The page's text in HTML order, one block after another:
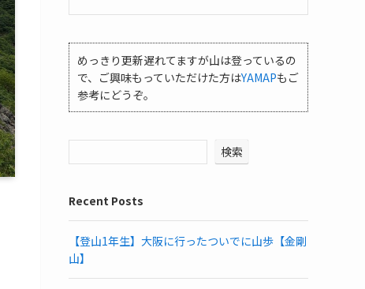
めっきり更新遅れてますが山は登っているの
で、ご興味もっていただけた方はYAMAPもご
参考にどうぞ。
検索
Recent Posts
【登山1年生】大阪に行ったついでに山歩【金剛
山】